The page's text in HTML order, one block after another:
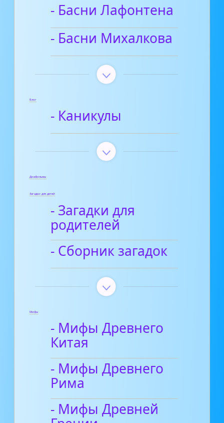
- Басни Лафонтена
- Басни Михалкова
Блог
- Каникулы
Диафильмы
Загадки для детей
- Загадки для
родителей
- Сборник загадок
Мифы
- Мифы Древнего
Китая
- Мифы Древнего
Рима
- Мифы Древней